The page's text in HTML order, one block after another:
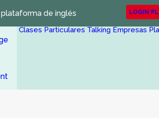
de inglés LOGIN
Clases Particulares Talking Empresas